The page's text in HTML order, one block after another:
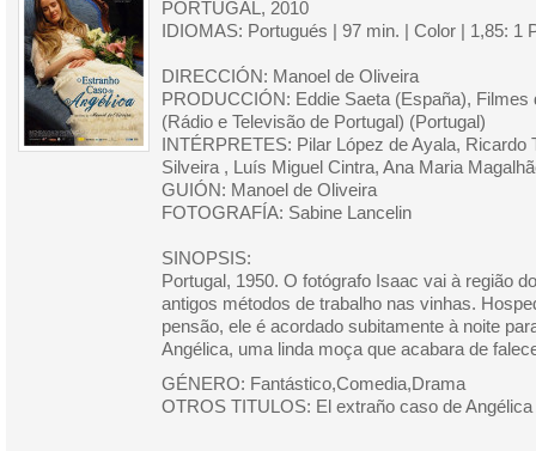
PORTUGAL, 2010
IDIOMAS: Portugués | 97 min. | Color | 1,85: 1
DIRECCIÓN: Manoel de Oliveira
PRODUCCIÓN: Eddie Saeta (España), Filmes
(Rádio e Televisão de Portugal) (Portugal)
INTÉRPRETES: Pilar López de Ayala, Ricardo
Silveira , Luís Miguel Cintra, Ana Maria
GUIÓN: Manoel de Oliveira
FOTOGRAFÍA: Sabine Lancelin
SINOPSIS:
Portugal, 1950. O fotógrafo Isaac vai à região
antigos métodos de trabalho nas vinhas.
pensão, ele é acordado subitamente à noite
Angélica, uma linda moça que acabara de
GÉNERO: Fantástico,Comedia,Drama
OTROS TITULOS: El extraño caso de Angélica